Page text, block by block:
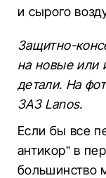
и сырого
Защитно-
на новые или
детали. На
ЗАЗ Lanos.
Если бы все
антикор” в
большинство